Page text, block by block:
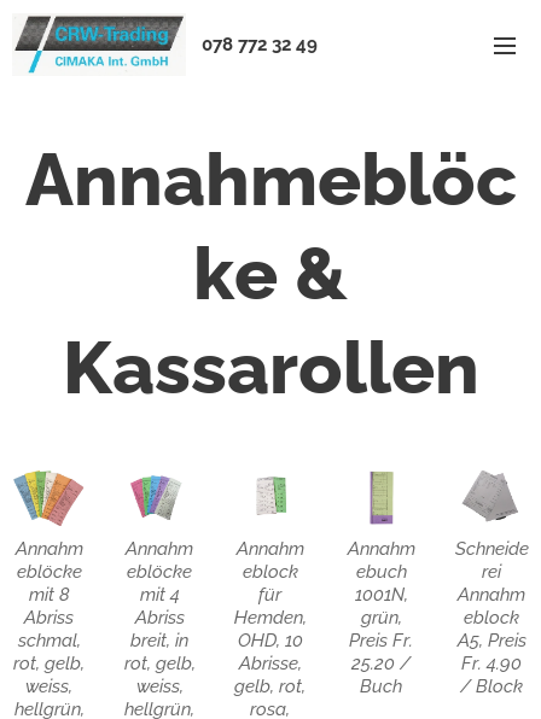
078 772 32 49
Annahmeblöc
ke &
Kassarollen
Annahm
eblöcke
mit 8
Abriss
schmal,
rot, gelb,
weiss,
hellgrün,
Annahm
eblöcke
mit 4
Abriss
breit, in
rot, gelb,
weiss,
hellgrün,
Annahm
eblock
für
Hemden,
OHD, 10
Abrisse,
gelb, rot,
rosa,
Annahm
ebuch
1001N,
grün,
Preis Fr.
25.20 /
Buch
Schneide
rei
Annahm
eblock
A5, Preis
Fr. 4.90
/ Block